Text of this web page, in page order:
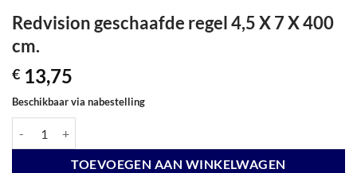
Redvision geschaafde regel 4,5 X 7 X 400
cm.
€ 13,75
Beschikbaar via nabestelling
TOEVOEGEN AAN WINKELWAGEN